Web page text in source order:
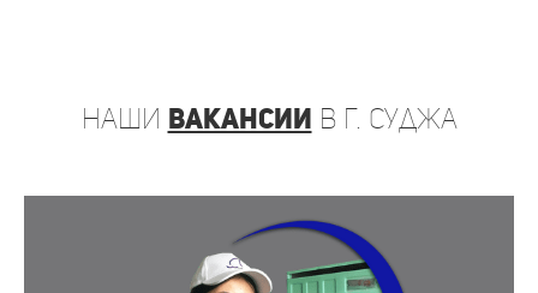
наши вакансии в г. Суджа